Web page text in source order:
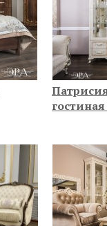
гостиная